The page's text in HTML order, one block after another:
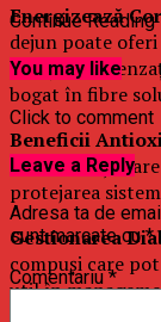
Energizează
dejun poate
menținând
bogat în fibre
Beneficii
antioxidanți,
protejarea
Gestionarea
compuși care
util în
Continue Reading
You may like
Click to comment
Leave a Reply
Adresa ta de
sunt marcate cu*
Comentariu*